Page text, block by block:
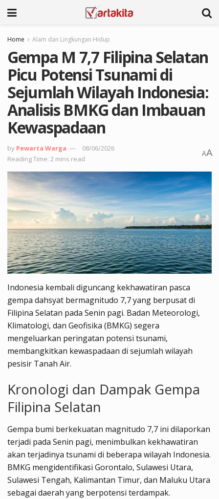
Home Alam dan Lingkungan Hidup
Gempa M 7,7 Filipina Selatan
Picu Potensi Tsunami di
Sejumlah Wilayah Indonesia:
Analisis BMKG dan Imbauan
Kewaspadaan
by Pewarta Warga
08/06/2026
Reading Time: 2 mins read
AA
Indonesia kembali diguncang kekhawatiran pasca
gempa dahsyat bermagnitudo 7,7 yang berpusat di
Filipina Selatan pada Senin pagi. Badan Meteorologi,
Klimatologi, dan Geofisika (BMKG) segera
mengeluarkan peringatan potensi tsunami,
membangkitkan kewaspadaan di sejumlah wilayah
pesisir Tanah Air.
Kronologi dan Dampak Gempa
Filipina Selatan
Gempa bumi berkekuatan magnitudo 7,7 ini dilaporkan
terjadi pada Senin pagi, menimbulkan kekhawatiran
akan terjadinya tsunami di beberapa wilayah Indonesia.
BMKG mengidentifikasi Gorontalo, Sulawesi Utara,
Sulawesi Tengah, Kalimantan Timur, dan Maluku Utara
sebagai daerah yang berpotensi terdampak.